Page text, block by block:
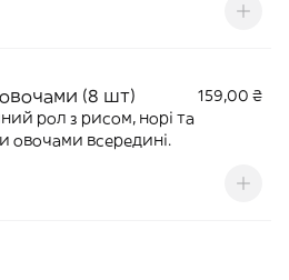
овочами (8 шт)
159,00 ₴
рол з рисом, норі та
овочами всередині.